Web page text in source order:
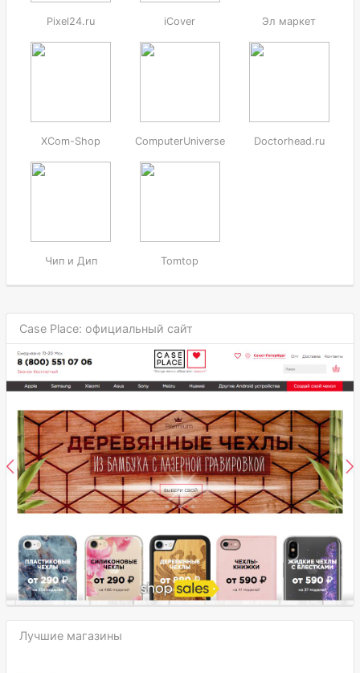
Pixel24.ru iCover Эл маркет
XCom-Shop ComputerUniverse Doctorhead.ru
Чип и Дип Tomtop
Case Place: официальный сайт
Лучшие магазины